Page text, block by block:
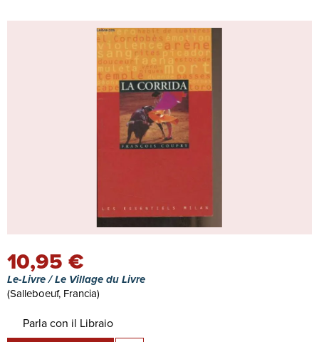
10,95 €
Le-Livre / Le Village du Livre
(Salleboeuf, Francia)
Parla con il Libraio